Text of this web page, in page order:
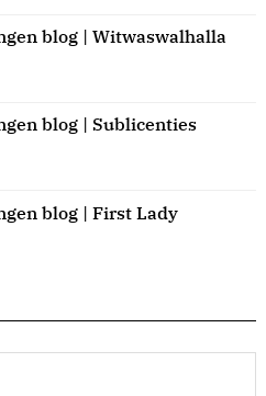
blog | Witwaswalhalla
blog | Sublicenties
blog | First Lady